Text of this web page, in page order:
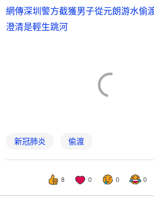
網傳深圳警方截獲男子從元朗游水
澄清是輕生跳河
新冠肺炎 偷渡
8 0 0 0